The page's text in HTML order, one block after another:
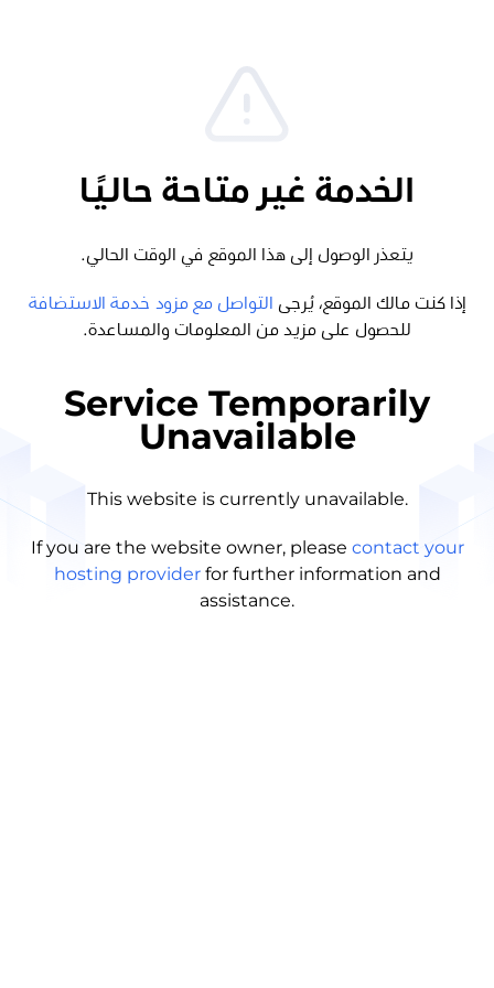
الخدمة غير متاحة حاليًا
يتعذر الوصول إلى هذا الموقع في الوقت الحالي.
إذا كنت مالك الموقع، يُرجى
التواصل مع مزود خدمة الاستضافة
للحصول على مزيد من المعلومات والمساعدة.
Service Temporarily
Unavailable
This website is currently unavailable.
If you are the website owner, please contact your
hosting provider for further information and
assistance.